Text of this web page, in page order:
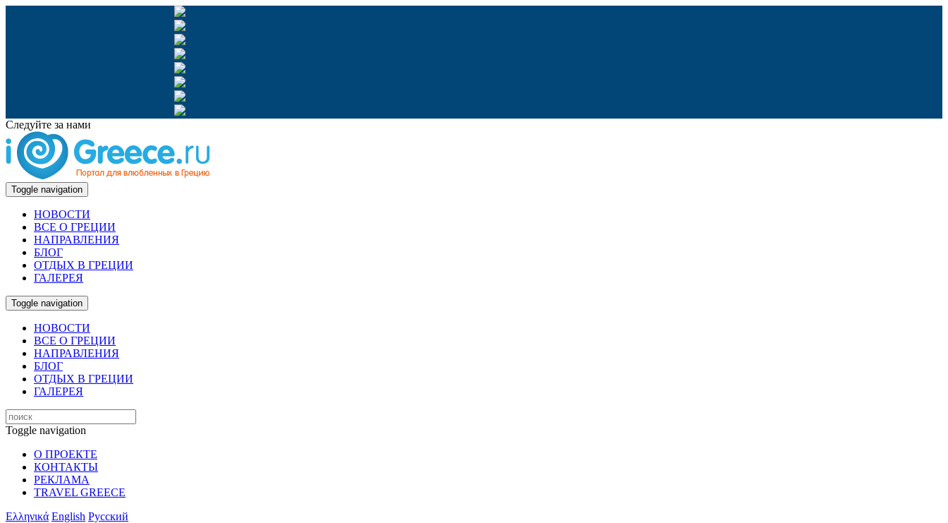
Следуйте за нами
Toggle navigation
НОВОСТИ
ВСЕ О ГРЕЦИИ
НАПРАВЛЕНИЯ
БЛОГ
ОТДЫХ В ГРЕЦИИ
ГАЛЕРЕЯ
Toggle navigation
НОВОСТИ
ВСЕ О ГРЕЦИИ
НАПРАВЛЕНИЯ
БЛОГ
ОТДЫХ В ГРЕЦИИ
ГАЛЕРЕЯ
Toggle navigation
О ПРОЕКТЕ
КОНТАКТЫ
РЕКЛАМА
TRAVEL GREECE
Ελληνικά English Русский